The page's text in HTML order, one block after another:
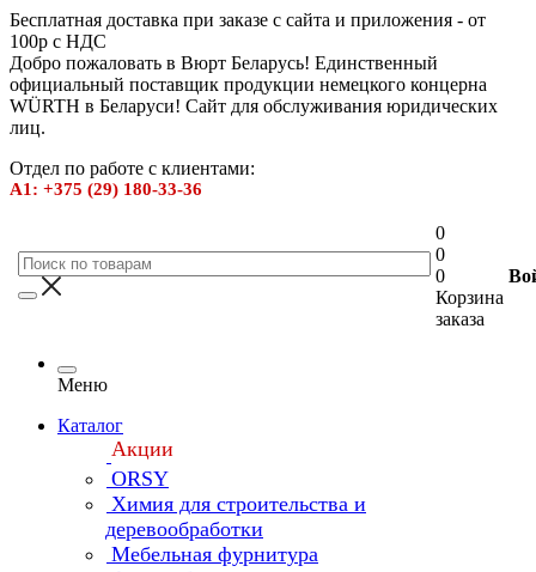
Бесплатная доставка при заказе с сайта и приложения - от
100р с НДС
Добро пожаловать в Вюрт Беларусь! Единственный
официальный поставщик продукции немецкого концерна
WÜRTH в Беларуси! Сайт для обслуживания юридических
лиц.
Отдел по работе с клиентами:
А1: +375 (29) 180-33-36
0
0
0
Корзина
заказа
Меню
Каталог
Акции
ORSY
Химия для строительства и
деревообработки
Мебельная фурнитура